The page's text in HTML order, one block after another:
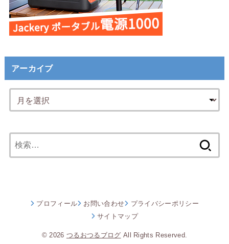
アーカイブ
索:
プロフィール お問い合わせ
プライバシーポリシー
サイトマップ
© 2026 つるおつるブログ All Rights Reserved.